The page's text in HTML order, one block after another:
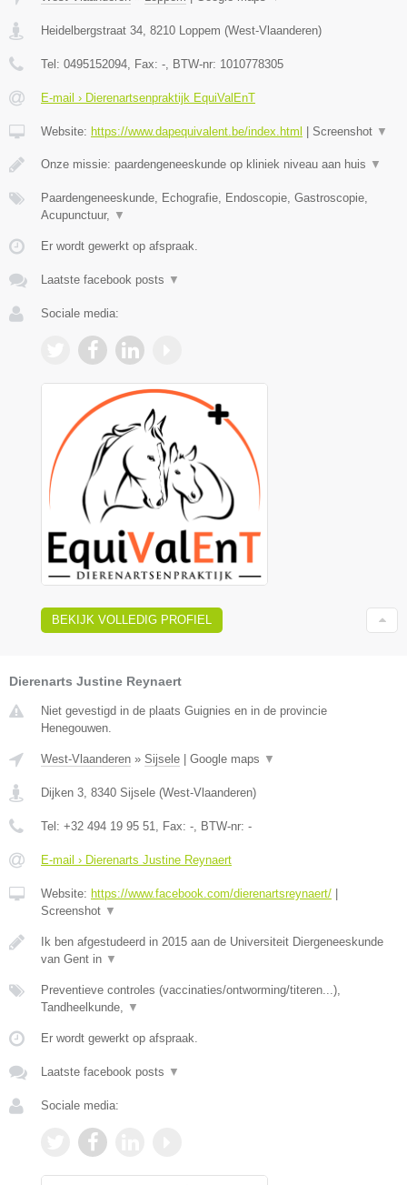
Heidelbergstraat 34, 8210 Loppem (West-Vlaanderen)
Tel: 0495152094, Fax: -, BTW-nr: 1010778305
E-mail › Dierenartsenpraktijk EquiValEnT
Website: https://www.dapequivalent.be/index.html Screenshot ▼
Onze missie: paardengeneeskunde op kliniek niveau aan huis ▼
Paardengeneeskunde, Echografie, Endoscopie, Gastroscopie,
Acupunctuur, ▼
Er wordt gewerkt op afspraak.
Laatste facebook posts ▼
Sociale media:
BEKIJK VOLLEDIG PROFIEL
Dierenarts Justine Reynaert
Niet gevestigd in de plaats Guignies en in de provincie
Henegouwen.
West-Vlaanderen » Sijsele | Google maps ▼
Dijken 3 8340 Sijsele (West-Vlaanderen)
Tel: +32 494 19 95 51 , Fax: - , BTW-nr: -
E-mail › Dierenarts Justine Reynaert
Website: https://www.facebook.com/dierenartsreynaert/ |
Screenshot ▼
Ik ben afgestudeerd in 2015 aan de Universiteit Diergeneeskunde
van Gent in ▼
Preventieve controles (vaccinaties/ontworming/titeren...),
Tandheelkunde,
▼
Er wordt gewerkt op afspraak.
Laatste facebook posts ▼
Sociale media: